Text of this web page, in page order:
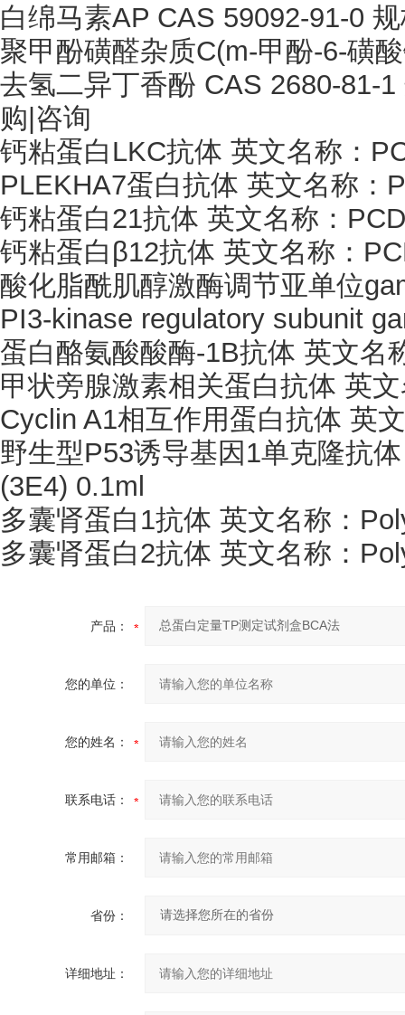
白绵马素AP CAS 59092-91-0
聚甲酚磺醛杂质C(m-甲酚-6-磺
去氢二异丁香酚 CAS 2680-81-
购|咨询
钙粘蛋白 LKC抗体 英文名称：
PLEKHA7蛋白抗体 英文名称：
钙粘蛋白21抗体 英文名称：
钙粘蛋白 β12抗体 英文名称：
酸化脂酰肌醇激酶调节亚单位
PI3-kinase regulatory subunit
蛋白酪氨酸酸酶-1B抗体 英文名
甲状旁腺激素相关蛋白抗体 英
Cyclin A1相互作用蛋白抗体 英
野生型P53诱导基因1单克隆抗
(3E4) 0.1ml
多囊肾蛋白 1抗体 英文名称：
多囊肾蛋白2抗体 英文名称：
产品：
您的单位：
您的姓名：
联系电话：
常用邮箱：
省份：
详细地址：